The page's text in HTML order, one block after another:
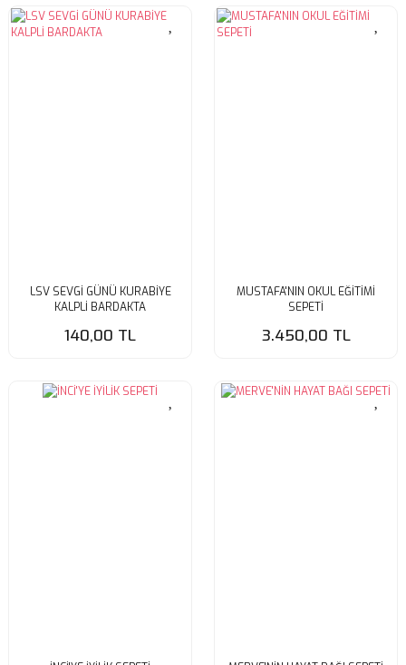
LSV SEVGİ GÜNÜ KURABİYE
KALPLİ BARDAKTA
140,00 TL
MUSTAFA'NIN OKUL EĞİTİMİ
SEPETİ
3.450,00 TL